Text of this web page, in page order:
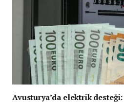
Avusturya’da elektrik desteği: